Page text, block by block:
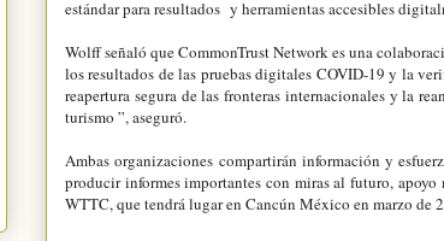
estándar para resultados y herramientas accesibles
Wolff señaló que CommonTrust Network es una
los resultados de las pruebas digitales COVID-19 y la
reapertura segura de las fronteras internacionales y la
turismo ”, aseguró.
Ambas organizaciones compartirán información y
producir informes importantes con miras al futuro,
WTTC, que tendrá lugar en Cancún México en marzo de